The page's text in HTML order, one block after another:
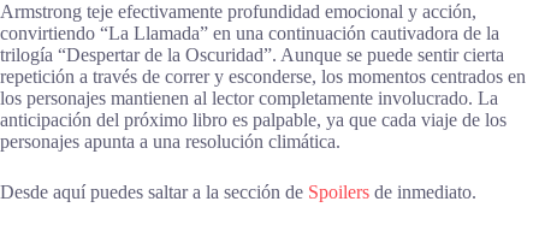
Armstrong teje efectivamente profundidad emocional y acción,
convirtiendo “La Llamada” en una continuación cautivadora de la
trilogía “Despertar de la Oscuridad”. Aunque se puede sentir cierta
repetición a través de correr y esconderse, los momentos centrados en
los personajes mantienen al lector completamente involucrado. La
anticipación del próximo libro es palpable, ya que cada viaje de los
personajes apunta a una resolución climática.
Desde aquí puedes saltar a la sección de Spoilers de inmediato.